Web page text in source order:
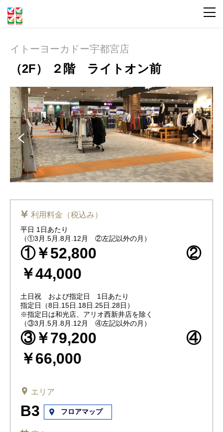
イトーヨーカドー宇都宮店
（2F） ２階 ライトオン前
Pre
vio
us
Ne
xt
利用料金（税込み）
平日 1日あたり
（①3月.5月.8月.12月 ②左記以外の月）
①￥52,800 ②
￥44,000
土日祝 および指定日 1日あたり
指定日（8日.15日.18日.25日.28日）
※指定日は和光店、アリオ西新井店を除く
（③3月.5月.8月.12月 ④左記以外の月）
③￥79,200 ④
￥66,000
エリア
B3 フロアマップ